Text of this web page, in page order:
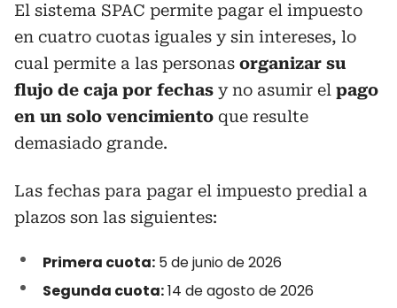
El sistema SPAC permite pagar el impuesto
en cuatro cuotas iguales y sin intereses, lo
cual permite a las personas organizar su
flujo de caja por fechas y no asumir el pago
en un solo vencimiento que resulte
demasiado grande.
Las fechas para pagar el impuesto predial a
plazos son las siguientes:
Primera cuota: 5 de junio de 2026
Segunda cuota:14 de agosto de 2026